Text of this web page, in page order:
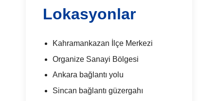
Lokasyonlar
Kahramankazan İlçe Merkezi
Organize Sanayi Bölgesi
Ankara bağlantı yolu
Sincan bağlantı güzergahı